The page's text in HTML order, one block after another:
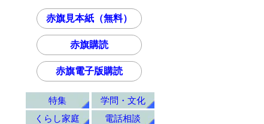
赤旗見本紙（無料）
赤旗購読
赤旗電子版購読
特集
学問・文化
くらし家庭
電話相談